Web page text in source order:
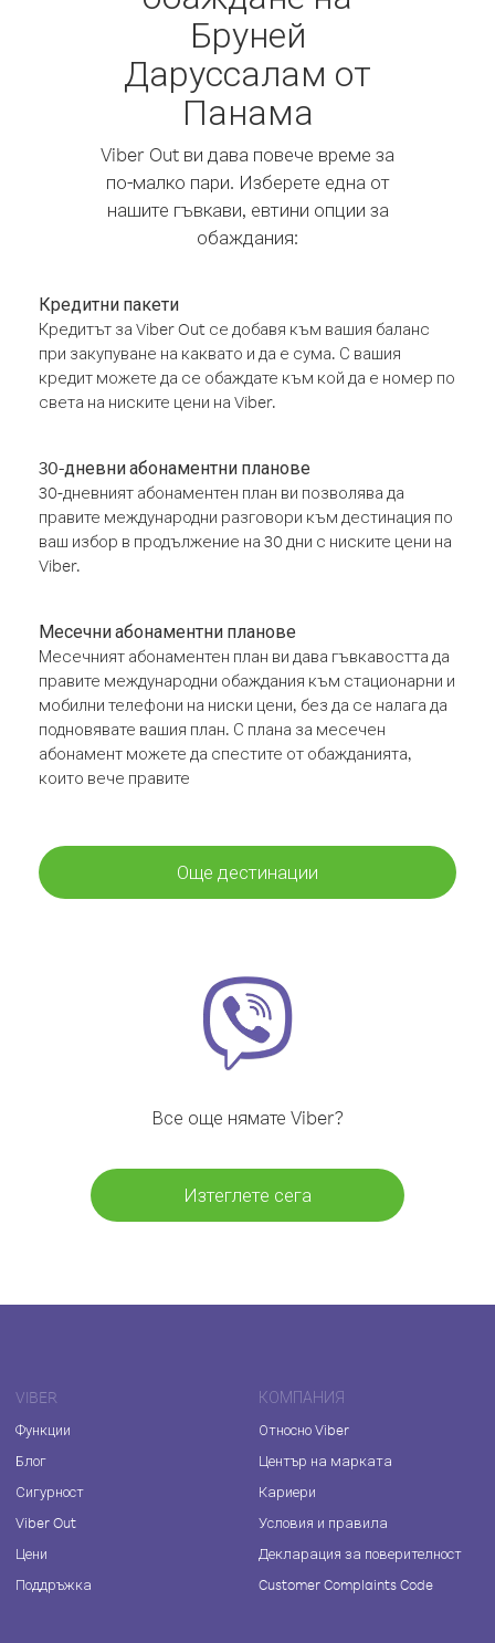
Бруней
Даруссалам от
Панама
Viber Out ви дава повече време за
по-малко пари. Изберете една от
нашите гъвкави, евтини опции за
обаждания:
Кредитни пакети
Кредитът за Viber Out се добавя към вашия баланс
при закупуване на каквато и да е сума. С вашия
кредит можете да се обаждате към кой да е номер по
света на ниските цени на Viber.
30-дневни абонаментни планове
30-дневният абонаментен план ви позволява да
правите международни разговори към дестинация по
ваш избор в продължение на 30 дни с ниските цени на
Viber.
Месечни абонаментни планове
Месечният абонаментен план ви дава гъвкавостта да
правите международни обаждания към стационарни и
мобилни телефони на ниски цени, без да се налага да
подновявате вашия план. С плана за месечен
абонамент можете да спестите от обажданията,
които вече правите
Още дестинации
Все още нямате Viber?
Изтеглете сега
VIBER
Функции
Блог
Сигурност
Viber Out
Цени
Поддръжка
КОМПАНИЯ
Относно Viber
Център на марката
Кариери
Условия и правила
Декларация за поверителност
Customer Complaints Code